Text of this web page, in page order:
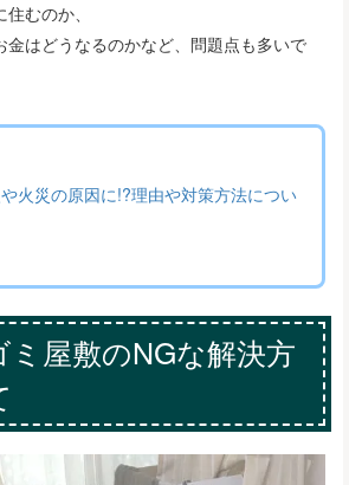
むのか、
金はどうなるのかなど、問題点も多いで
火災の原因に!?理由や対策方法につい
屋敷のNGな解決方